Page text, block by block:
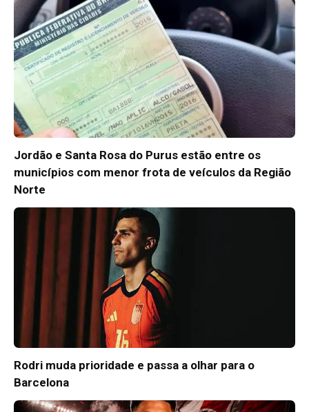
Jordão e Santa Rosa do Purus estão entre os
municípios com menor frota de veículos da Região
Norte
Rodri muda prioridade e passa a olhar para o
Barcelona